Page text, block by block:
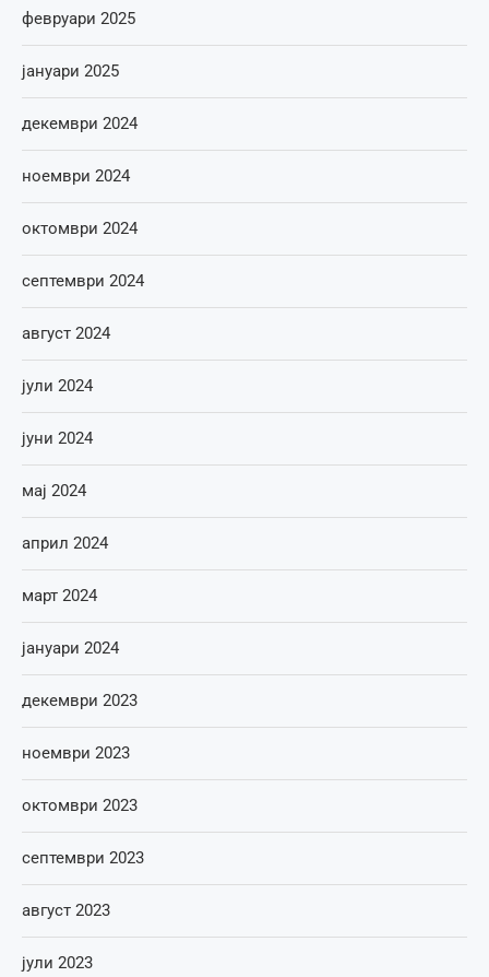
февруари 2025
јануари 2025
декември 2024
ноември 2024
октомври 2024
септември 2024
август 2024
јули 2024
јуни 2024
мај 2024
април 2024
март 2024
јануари 2024
декември 2023
ноември 2023
октомври 2023
септември 2023
август 2023
јули 2023